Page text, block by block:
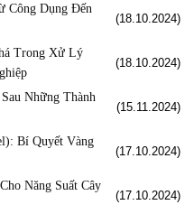
Công Dụng Đến
(18.10.2024)
Trong Xử Lý
(18.10.2024)
Những Thành
(15.11.2024)
Bí Quyết Vàng
(17.10.2024)
Năng Suất Cây
(17.10.2024)